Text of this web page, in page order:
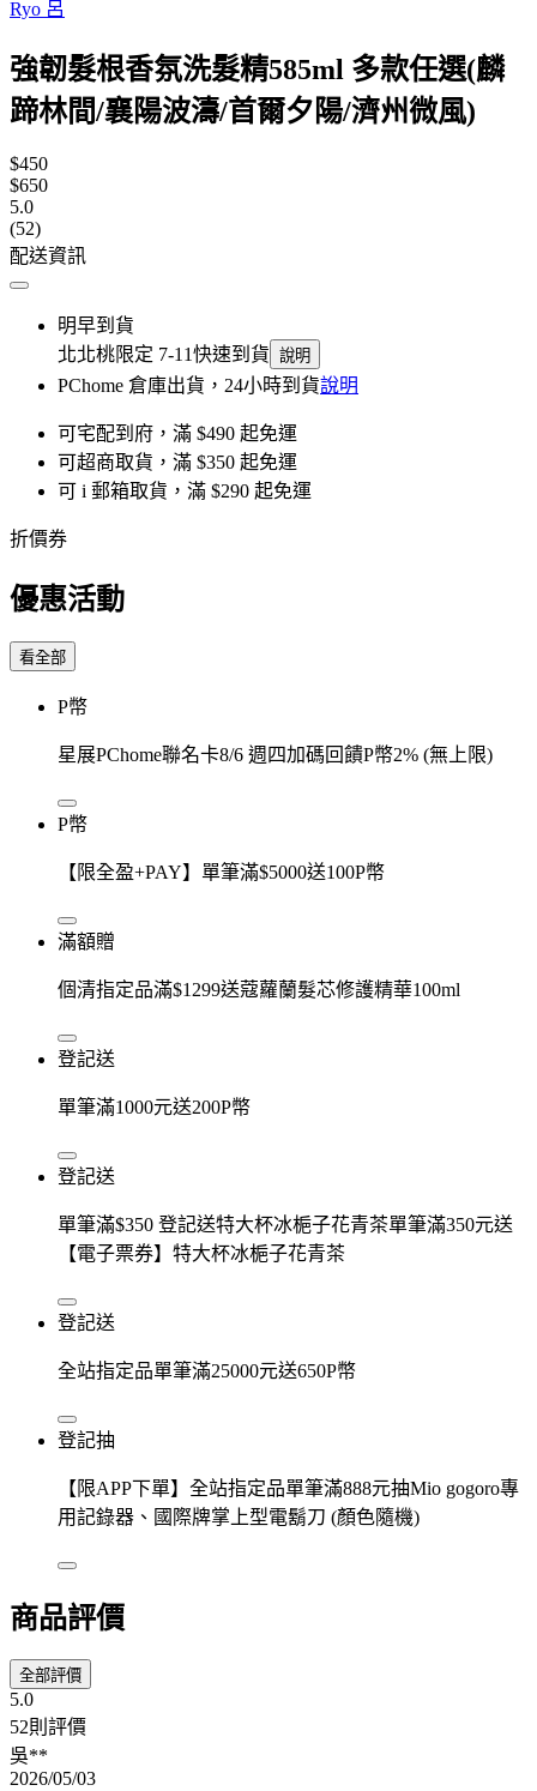
Ryo 呂
強韌髮根香氛洗髮精585ml 多款任選(麟
蹄林間/襄陽波濤/首爾夕陽/濟州微風)
$450
$650
5.0
(52)
配送資訊
明早到貨
北北桃限定 7-11快速到貨 說明
PChome 倉庫出貨，24小時到貨說明
可宅配到府，滿 $490 起免運
可超商取貨，滿 $350 起免運
可 i 郵箱取貨，滿 $290 起免運
折價券
優惠活動
看全部
P幣
星展PChome聯名卡8/6 週四加碼回饋P幣2% (無上限)
P幣
【限全盈+PAY】單筆滿$5000送100P幣
滿額贈
個清指定品滿$1299送蔻蘿蘭髮芯修護精華100ml
登記送
單筆滿1000元送200P幣
登記送
單筆滿$350 登記送特大杯冰梔子花青茶單筆滿350元送
【電子票券】特大杯冰梔子花青茶
登記送
全站指定品單筆滿25000元送650P幣
登記抽
【限APP下單】全站指定品單筆滿888元抽Mio gogoro專
用記錄器、國際牌掌上型電鬍刀 (顏色隨機)
商品評價
全部評價
5.0
52則評價
吳**
2026/05/03